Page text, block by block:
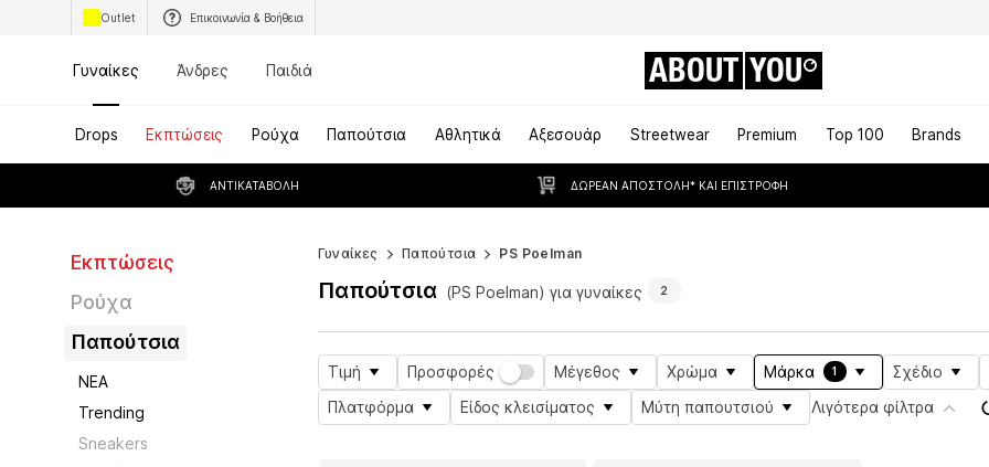
Outlet Επικοινωνία & Βοήθεια
Γυναίκες Άνδρες Παιδιά ABOUT YOU
Drops Εκπτώσεις Ρούχα Παπούτσια Αθλητικά Αξεσουάρ Streetwear Premium Top 100 Brands
ΑΝΤΙΚΑΤΑΒΟΛΉ ΔΩΡΕΆΝ ΑΠΟΣΤΟΛΉ* ΚΑΙ ΕΠΙΣΤΡΟΦΉ
Εκπτώσεις
Ρούχα
Παπούτσια
ΝΕΑ
Trending
Sneakers
Γυναίκες Παπούτσια PS Poelman
Παπούτσια (PS Poelman) για γυναίκες 2
Τιμή Προσφορές Μέγεθος Χρώμα Μάρκα 1 Σχέδιο
Πλατφόρμα
Είδος κλεισίματος Μύτη παπουτσιού Λιγότερα φίλτρα